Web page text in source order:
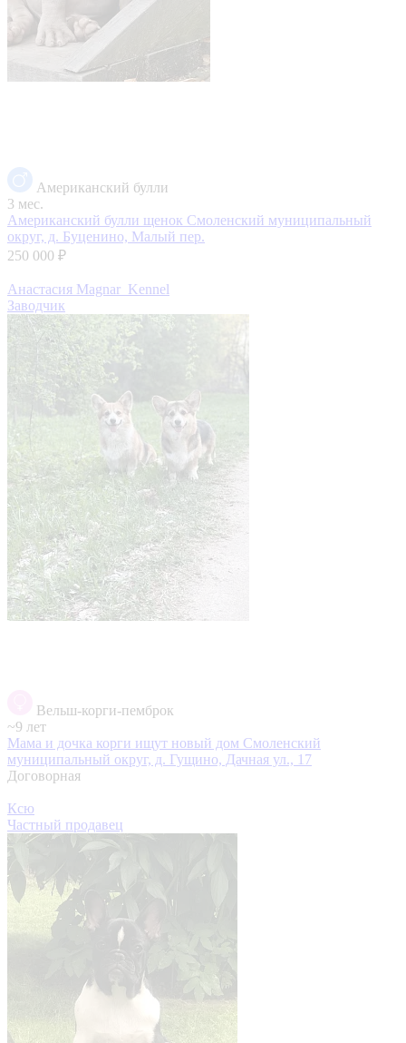
Американский булли
3 мес.
Американский булли щенок Смоленский муниципальный
округ, д. Буценино, Малый пер.
250 000 ₽
Анастасия Magnar_Kennel
Заводчик
Вельш-корги-пемброк
~9 лет
Мама и дочка корги ищут новый дом Смоленский
муниципальный округ, д. Гущино, Дачная ул., 17
Договорная
Ксю
Частный продавец